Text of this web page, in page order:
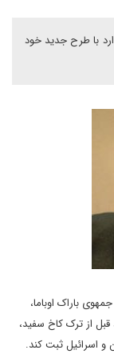
با طرح جدید خود
باراک اوباما،
از ترک کاخ سفید،
اسرائیل ثبت کند.